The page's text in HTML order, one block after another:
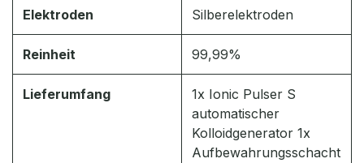
Elektroden Silberelektroden
Reinheit 99,99%
Lieferumfang
1x Ionic Pulser S
automatischer
Kolloidgenerator 1x
Aufbewahrungsschacht